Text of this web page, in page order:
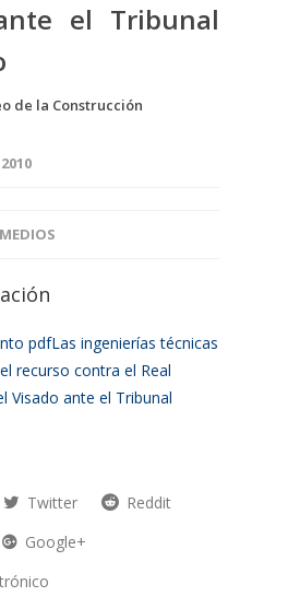
el Tribunal
de la Construcción
Las ingenierías técnicas
recurso contra el Real
Visado ante el Tribunal
Twitter
Reddit
Google+